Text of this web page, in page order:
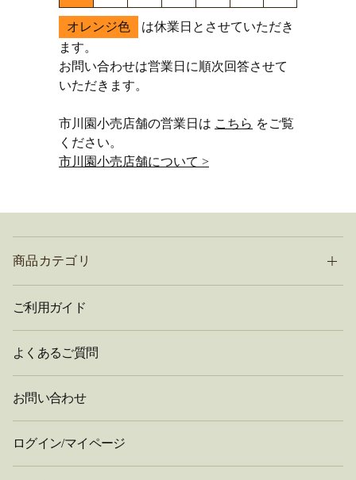
オレンジ色
は休業日とさせていただき
ます。
お問い合わせは営業日に順次回答させて
いただきます。
市川園小売店舗の営業日は こちら をご覧
ください。
市川園小売店舗について >
商品カテゴリ
ご利用ガイド
よくあるご質問
お問い合わせ
ログイン/マイページ